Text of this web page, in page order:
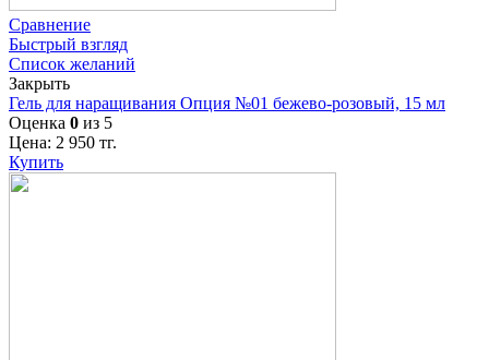
Сравнение
Быстрый взгляд
Список желаний
Закрыть
Гель для наращивания Опция №01 бежево-розовый, 15 мл
Оценка 0 из 5
Цена: 2 950 тг.
Купить